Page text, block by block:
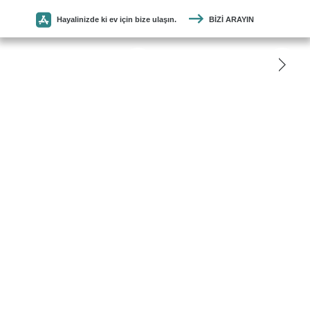
Hayalinizde ki ev için bize ulaşın. BIZI ARAYIN